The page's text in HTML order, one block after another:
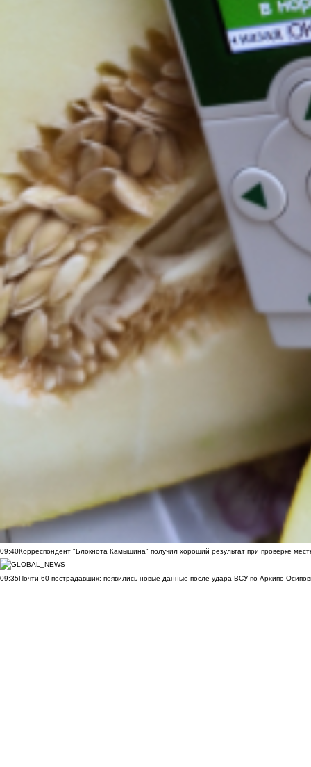
09:40Корреспондент "Блокнота Камышина" получил хороший результат при проверке
09:35Почти 60 пострадавших: появились новые данные после удара ВСУ по Архипо-